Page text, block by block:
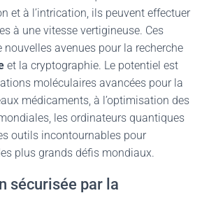
et à l’intrication, ils peuvent effectuer
à une vitesse vertigineuse. Ces
avenues pour la recherche
et la cryptographie. Le potentiel est
moléculaires avancées pour la
médicaments, à l’optimisation des
les ordinateurs quantiques
outils incontournables pour
plus grands défis mondiaux.
sécurisée par la